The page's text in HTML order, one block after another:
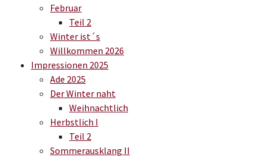
Februar
Teil 2
Winter ist´s
Willkommen 2026
Impressionen 2025
Ade 2025
Der Winter naht
Weihnachtlich
Herbstlich I
Teil 2
Sommerausklang II